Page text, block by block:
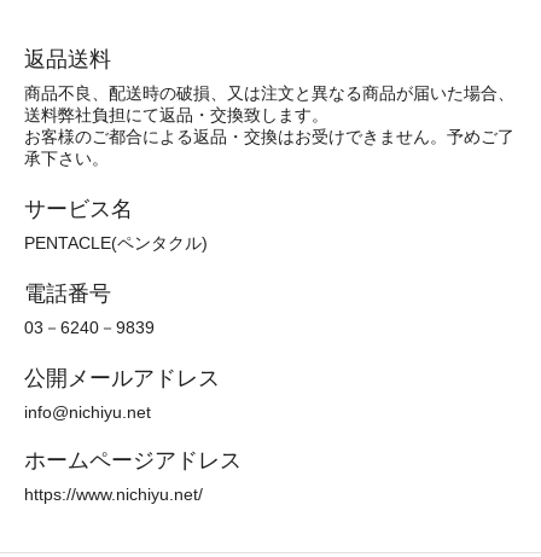
返品送料
商品不良、配送時の破損、又は注文と異なる商品が届いた場合、
送料弊社負担にて返品・交換致します。
お客様のご都合による返品・交換はお受けできません。予めご了
承下さい。
サービス名
PENTACLE(ペンタクル)
電話番号
03－6240－9839
公開メールアドレス
info@nichiyu.net
ホームページアドレス
https://www.nichiyu.net/